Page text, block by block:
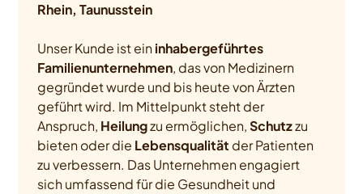
Rhein, Taunusstein
Unser Kunde ist eininhabergeführtes
Familienunternehmen, das von Medizinern
gegründet wurde und bis heute von Ärzten
geführt wird. Im Mittelpunkt steht der
Anspruch, Heilungzu ermöglichen,Schutzzu
bieten oder die Lebensqualität der Patienten
zu verbessern. Das Unternehmen engagiert
sich umfassend für die Gesundheit und